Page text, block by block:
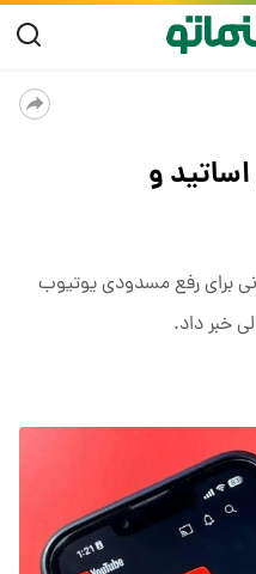
و
برای رفع مسدودی یوتیوب
خبر داد.